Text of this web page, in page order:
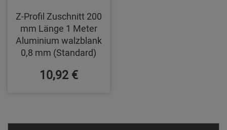
Z-Profil Zuschnitt 200
mm Länge 1 Meter
Aluminium walzblank
0,8 mm (Standard)
10,92 €